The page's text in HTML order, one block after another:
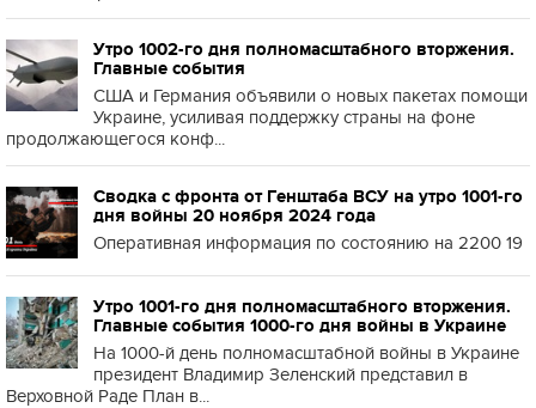
Утро 1002-го дня полномасштабного вторжения.
Главные события
США и Германия объявили о новых пакетах помощи
Украине, усиливая поддержку страны на фоне
продолжающегося конф...
Сводка с фронта от Генштаба ВСУ на утро 1001-го
дня войны 20 ноября 2024 года
Оперативная информация по состоянию на 2200 19
Утро 1001-го дня полномасштабного вторжения.
Главные события 1000-го дня войны в Украине
На 1000-й день полномасштабной войны в Украине
президент Владимир Зеленский представил в
Верховной Раде План в...